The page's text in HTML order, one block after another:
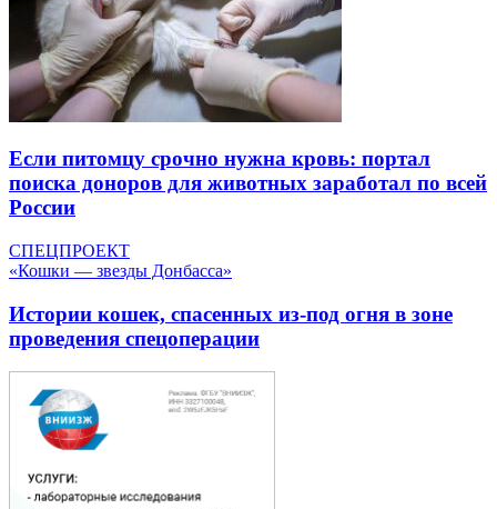
Если питомцу срочно нужна кровь: портал
поиска доноров для животных заработал по всей
России
СПЕЦПРОЕКТ
«Кошки — звезды Донбасса»
Истории кошек, спасенных из-под огня в зоне
проведения спецоперации